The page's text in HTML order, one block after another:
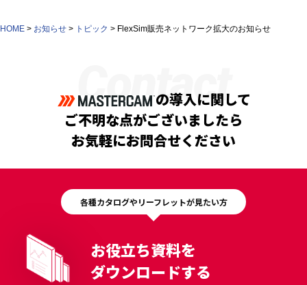
HOME > お知らせ > トピック > FlexSim販売ネットワーク拡大のお知らせ
Contact
の導入に関して
ご不明な点がございましたら
お気軽にお問合せください
各種カタログやリーフレットが見たい方
お役立ち資料を
ダウンロードする